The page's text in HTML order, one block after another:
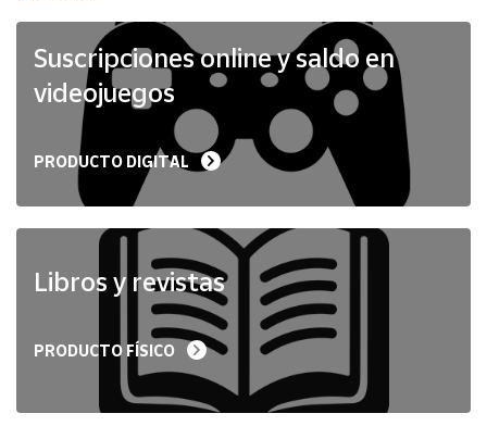
Ubicación
Península
Baleares
Melilla
Suscripciones online y saldo en
videojuegos
PRODUCTO DIGITAL
Libros y revistas
PRODUCTO FÍSICO